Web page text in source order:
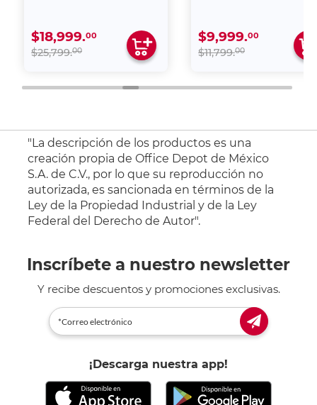
$18,999.00
$25,799.00
$9,999.00
$11,799.00
"La descripción de los productos es una
creación propia de Office Depot de México
S.A. de C.V., por lo que su reproducción no
autorizada, es sancionada en términos de la
Ley de la Propiedad Industrial y de la Ley
Federal del Derecho de Autor".
Inscríbete a nuestro newsletter
Y recibe descuentos y promociones exclusivas.
¡Descarga nuestra app!